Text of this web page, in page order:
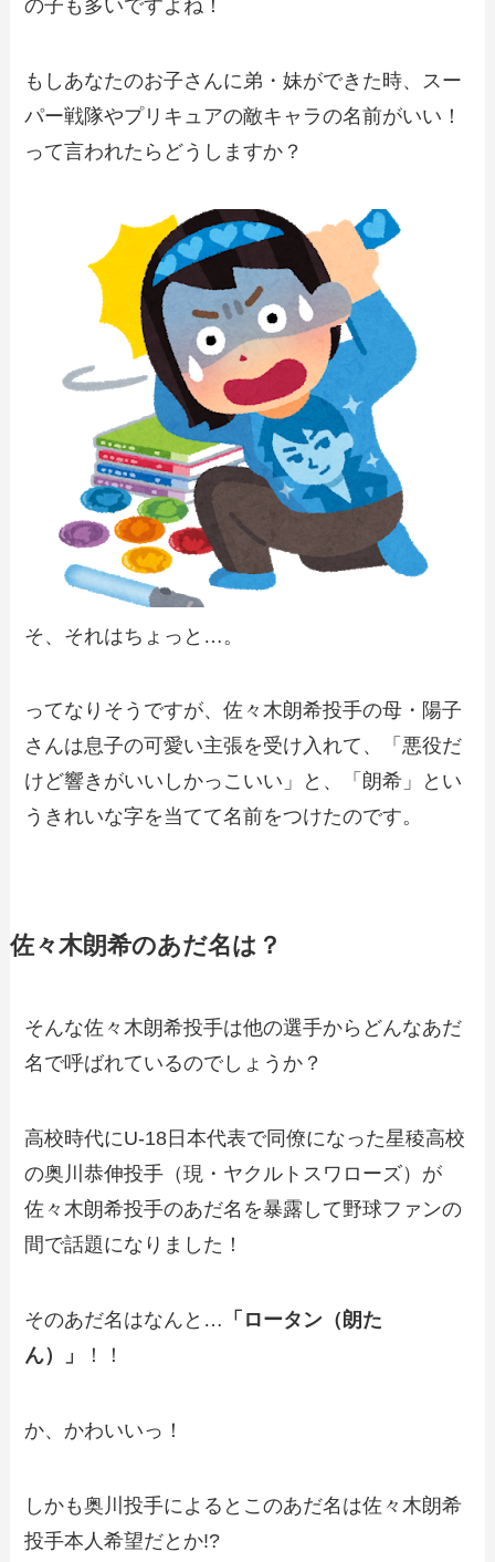
の子も多いですよね！
もしあなたのお子さんに弟・妹ができた時、スー
パー戦隊やプリキュアの敵キャラの名前がいい！
って言われたらどうしますか？
そ、それはちょっと…。
ってなりそうですが、佐々木朗希投手の母・陽子
さんは息子の可愛い主張を受け入れて、「悪役だ
けど響きがいいしかっこいい」と、「朗希」とい
うきれいな字を当てて名前をつけたのです。
佐々木朗希のあだ名は？
そんな佐々木朗希投手は他の選手からどんなあだ
名で呼ばれているのでしょうか？
高校時代にU-18日本代表で同僚になった星稜高校
の奥川恭伸投手（現・ヤクルトスワローズ）が
佐々木朗希投手のあだ名を暴露して野球ファンの
間で話題になりました！
そのあだ名はなんと… 「ロータン（朗た
ん）」
！！
か、かわいいっ！
しかも奥川投手によるとこのあだ名は佐々木朗希
投手本人希望だとか!?